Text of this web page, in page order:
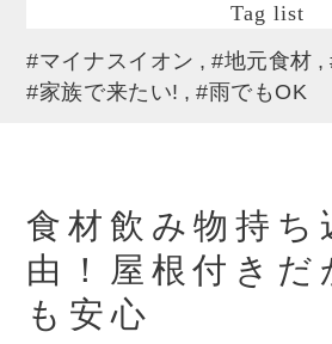
Tag list
#マイナスイオン
#地元食材
#家族で来たい!
#雨でもOK
食材飲み物持ち
由！屋根付きだ
も安心